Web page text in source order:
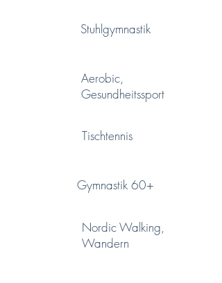
Stuhlgymnastik
Aerobic,
Gesundheitssport
Tischtennis
Gymnastik 60+
Nordic Walking,
Wandern